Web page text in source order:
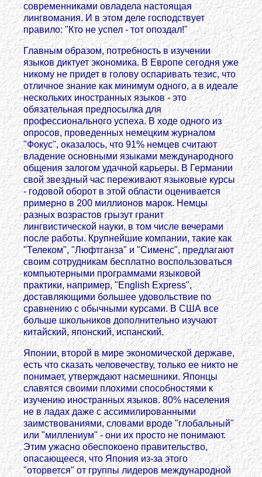
современниками овладела настоящая
лингвомания. И в этом деле господствует
правило: "Кто не успел - тот опоздал!"
Главным образом, потребность в изучении
языков диктует экономика. В Европе сегодня уже
никому не придет в голову оспаривать тезис, что
отличное знание как минимум одного, а в идеале
нескольких иностранных языков - это
обязательная предпосылка для
профессионального успеха. В ходе одного из
опросов, проведенных немецким журналом
"Фокус", оказалось, что 91% немцев считают
владение основными языками международного
общения залогом удачной карьеры. В Германии
свой звездный час переживают языковые курсы
- годовой оборот в этой области оценивается
примерно в 200 миллионов марок. Немцы
разных возрастов грызут гранит
лингвистической науки, в том числе вечерами
после работы. Крупнейшие компании, такие как
"Телеком", "Люфтганза" и "Сименс", предлагают
своим сотрудникам бесплатно воспользоваться
компьютерными программами языковой
практики, например, "English Express",
доставляющими большее удовольствие по
сравнению с обычными курсами. В США все
больше школьников дополнительно изучают
китайский, японский, испанский.
Японии, второй в мире экономической державе,
есть что сказать человечеству, только ее никто не
понимает, утверждают насмешники. Японцы
славятся своими плохими способностями к
изучению иностранных языков. 80% населения
не в ладах даже с ассимилированными
заимствованиями, словами вроде "глобальный"
или "миллениум" - они их просто не понимают.
Этим ужасно обеспокоено правительство,
опасающееся, что Япония из-за этого
"оторвется" от группы лидеров международной